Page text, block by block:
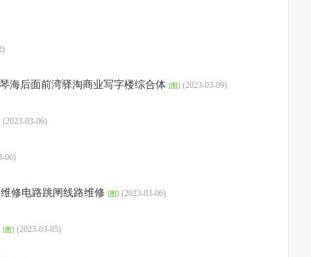
海后面前湾驿淘商业写字楼综合体 [图] (2023-03-09)
(2023-03-06)
06)
修电路跳闸线路维修 [图] (2023-03-06)
[图] (2023-03-05)